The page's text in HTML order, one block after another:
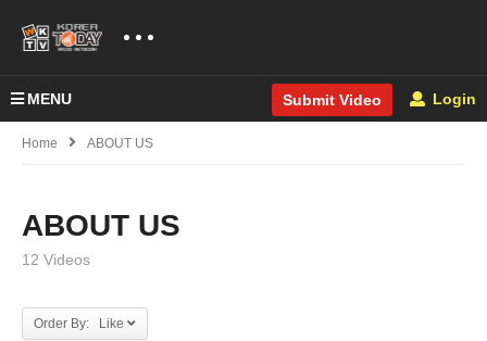
MENU Submit Video Login
Home ABOUT US
ABOUT US
12 Videos
Order By: Like